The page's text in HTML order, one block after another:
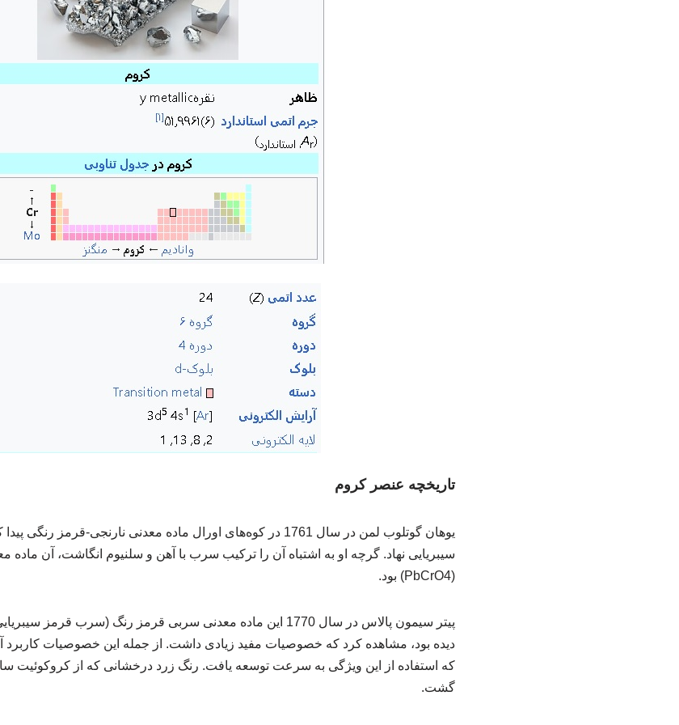
تاریخچه عنصر کروم
یوهان گوتلوب لمن در سال 1761 در کوه‌های اورال ماده معدنی نارنجی-
سیبریایی نهاد. گرچه او به اشتباه آن را ترکیب سرب با آهن و سلنیوم انگاشت، آن
(PbCrO4) بود.
پیتر سیمون پالاس در سال 1770 این ماده معدنی سربی قرمز رنگ (سرب
دیده بود، مشاهده کرد که خصوصیات مفید زیادی داشت. از جمله این خصوصیات کاربرد آن
که استفاده از این ویژگی به سرعت توسعه یافت. رنگ زرد درخشانی که از کروکوئیت
گشت.